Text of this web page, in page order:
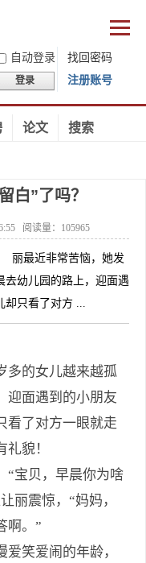
自动登录
找回密码
登录 注册账号
论文 搜索
白”了吗？
阅读量： 105965
最近非常苦恼，她发
去幼儿园的路上，迎面遇
却只看了对方 ...
的女儿越来越孤
迎面遇到的小朋友
看了对方一眼就走
貌！
宝贝，早晨你为啥
丽震惊，“妈妈，
啊。”
笑爱闹的年龄，